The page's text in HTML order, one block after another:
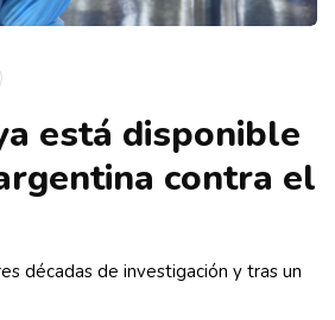
está disponible
contra el
décadas de investigación y tras un